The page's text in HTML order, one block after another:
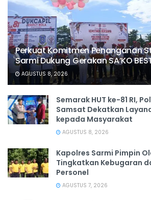
Perkuat Komitmen Penanganan
Sarmi Dukung Gerakan SA’KO
AGUSTUS 8, 2026
Semarak HUT ke-81 RI,
Samsat Dekatkan
kepada Masyarakat
AGUSTUS 8, 2026
Kapolres Sarmi Pimpin
Tingkatkan Kebugaran
Personel
AGUSTUS 7, 2026